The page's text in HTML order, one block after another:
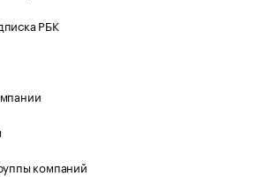
РБК
компаний